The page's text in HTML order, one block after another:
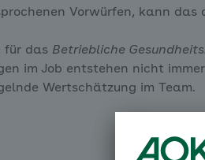
Vorwürfen, kann das
für das Betriebliche
im Job entstehen nicht
Wertschätzung im Team.